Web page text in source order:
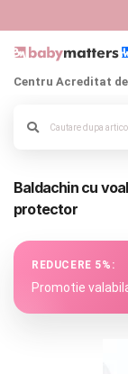
Italbaby
Centru Acreditat
Baldachin cu
protector
REDUCERE 5%:
Promotie